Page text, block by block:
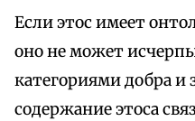
Если этос имеет
оно не может
категориями добра и
содержание этоса